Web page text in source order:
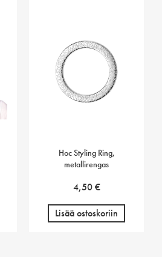
Hoc Styling Ring,
metallirengas
4,50€
Lisää ostoskoriin